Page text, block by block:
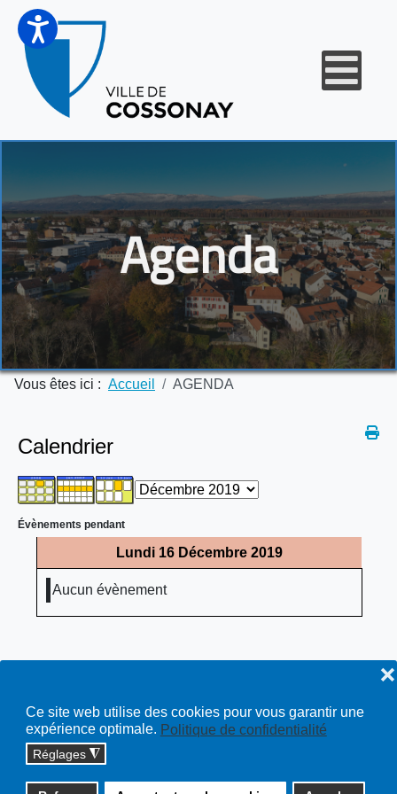
Ce site web utilise des cookies pour vous garantir une
expérience optimale. Politique de confidentialité
Réglages ◮
❌
Agenda
Vous êtes ici : Accueil AGENDA
Calendrier
Évènements pendant
Lundi 16 Décembre 2019
Aucun évènement
Copyright © 2026 cossonay.ch - tous droits réservés | site :